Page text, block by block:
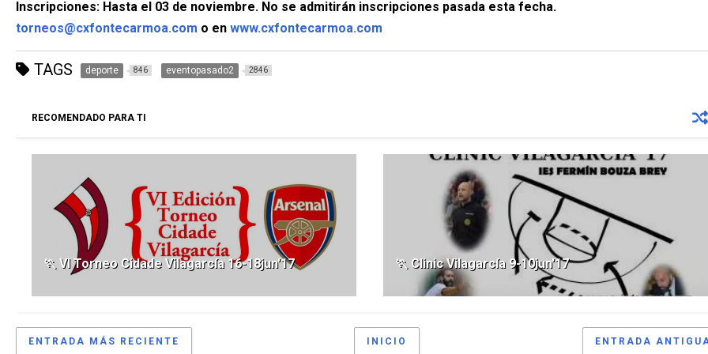
Inscripciones: Hasta el 03 de noviembre. No se admitirán inscripciones pasada esta fecha.
torneos@cxfontecarmoa.com o en www.cxfontecarmoa.com
TAGS deporte 846 eventopasado2 2846
RECOMENDADO PARA TI
🏃 VI Torneo Cidade Vilagarcía 16-18jun'17 🏃 Clinic Vilagarcía 9-10jun'17
ENTRADA MÁS RECIENTE ENTRADA
INICIO